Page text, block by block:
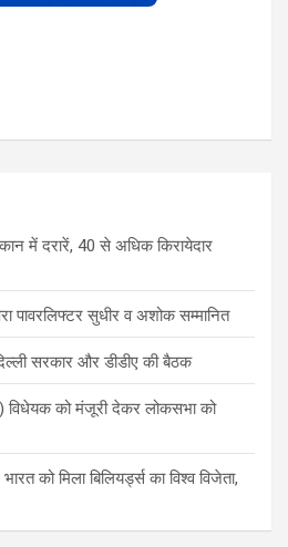
में दरारें, 40 से अधिक किरायेदार
पावरलिफ्टर सुधीर व अशोक सम्मानित
सरकार और डीडीए की बैठक
विधेयक को मंजूरी देकर लोकसभा को
को मिला बिलियर्ड्स का विश्व विजेता,